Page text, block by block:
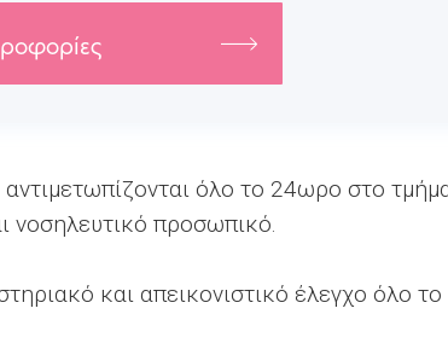
όλο το 24ωρο στο
νοσηλευτικό προσωπικό.
και απεικονιστικό έλεγχο όλο